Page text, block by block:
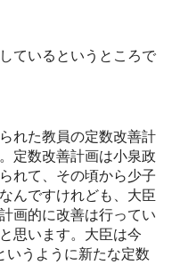
ているというところで
れた教員の定数改善計
定数改善計画は小泉政
れて、その頃から少子
んですけれども、大臣
画的に改善は行ってい
思います。大臣は今
いうように新たな定数